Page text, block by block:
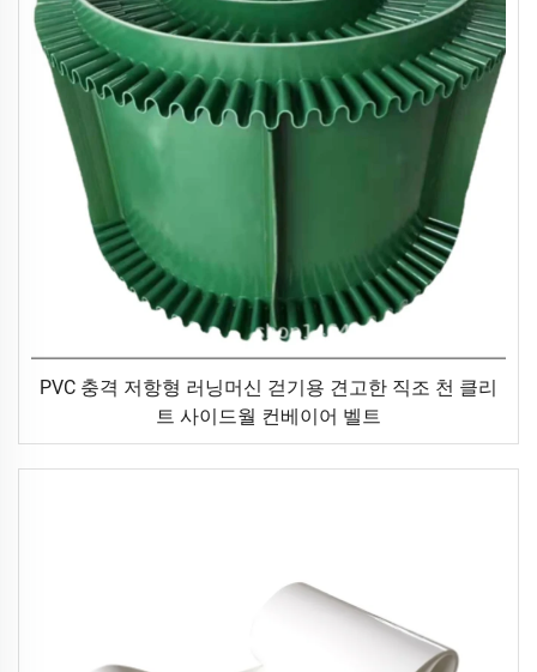
PVC 충격 저항형 러닝머신 걷기용 견고한 직조 천 클리
트 사이드월 컨베이어 벨트